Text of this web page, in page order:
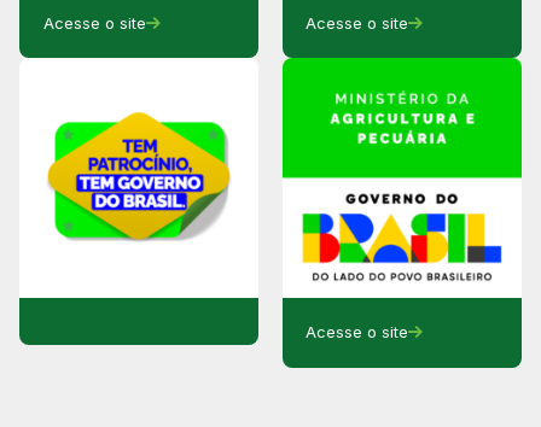
Acesse o site Acesse o site
Acesse o site